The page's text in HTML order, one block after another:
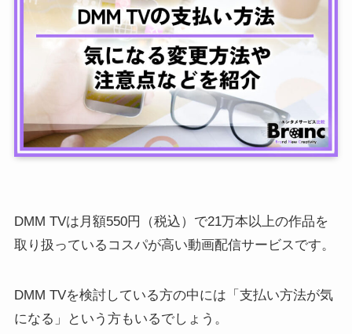
DMM TVは月額550円（税込）で21万本以上の作品を
取り扱っているコスパが高い動画配信サービスです。
DMM TVを検討している方の中には「支払い方法が気
になる」という方もいるでしょう。